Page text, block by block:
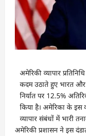
अमेरिकी व्यापार
कदम उठाते हुए भारत
निर्यात पर 12.5%
किया है। अमेरिका के इस
व्यापार संबंधों में भारी
अमेरिकी प्रशासन ने इस